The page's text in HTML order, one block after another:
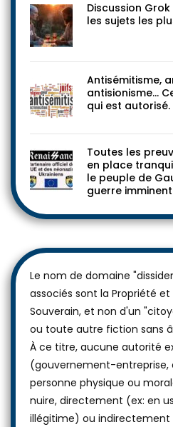
Discussion
les sujets les
Antisémitisme,
antisionisme…
qui est autorisé.
Toutes les
en place
le peuple de
guerre
Le nom de domaine
associés sont la Propriété
Souverain, et non d'un
ou toute autre fiction sans
À ce titre, aucune autorité
(gouvernement-entreprise,
personne physique ou
nuire, directement (ex: en
illégitime) ou indirectement